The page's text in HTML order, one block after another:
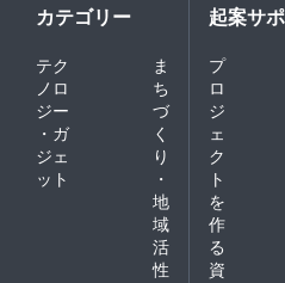
カテゴリー
テク
ノロ
ジー
・ガ
ジェ
ット
ま
ち
づ
く
り
・
地
域
活
性
起案サ
プ
ロ
ジ
ェ
ク
ト
を
作
る
資